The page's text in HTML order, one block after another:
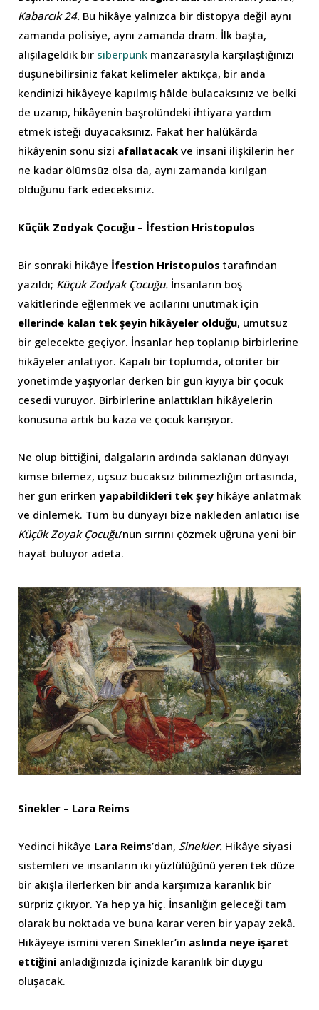
Kabarcık 24. Bu hikâye yalnızca bir distopya değil aynı
zamanda polisiye, aynı zamanda dram. İlk başta,
alışılageldik bir siberpunk manzarasıyla karşılaştığınızı
düşünebilirsiniz fakat kelimeler aktıkça, bir anda
kendinizi hikâyeye kapılmış hâlde bulacaksınız ve belki
de uzanıp, hikâyenin başrolündeki ihtiyara yardım
etmek isteği duyacaksınız. Fakat her halükârda
hikâyenin sonu sizi afallatacak ve insani ilişkilerin her
ne kadar ölümsüz olsa da, aynı zamanda kırılgan
olduğunu fark edeceksiniz.
Küçük Zodyak Çocuğu – İfestion Hristopulos
Bir sonraki hikâye İfestion Hristopulos tarafından
yazıldı; Küçük Zodyak Çocuğu. İnsanların boş
vakitlerinde eğlenmek ve acılarını unutmak için
ellerinde kalan tek şeyin hikâyeler olduğu, umutsuz
bir gelecekte geçiyor. İnsanlar hep toplanıp birbirlerine
hikâyeler anlatıyor. Kapalı bir toplumda, otoriter bir
yönetimde yaşıyorlar derken bir gün kıyıya bir çocuk
cesedi vuruyor. Birbirlerine anlattıkları hikâyelerin
konusuna artık bu kaza ve çocuk karışıyor.
Ne olup bittiğini, dalgaların ardında saklanan dünyayı
kimse bilemez, uçsuz bucaksız bilinmezliğin ortasında,
her gün erirken yapabildikleri tek şey hikâye anlatmak
ve dinlemek. Tüm bu dünyayı bize nakleden anlatıcı ise
Küçük Zoyak Çocuğu’nun sırrını çözmek uğruna yeni bir
hayat buluyor adeta.
Sinekler – Lara Reims
Yedinci hikâye Lara Reims’dan, Sinekler. Hikâye siyasi
sistemleri ve insanların iki yüzlülüğünü yeren tek düze
bir akışla ilerlerken bir anda karşımıza karanlık bir
sürpriz çıkıyor. Ya hep ya hiç. İnsanlığın geleceği tam
olarak bu noktada ve buna karar veren bir yapay zekâ.
Hikâyeye ismini veren Sinekler’in aslında neye işaret
ettiğini anladığınızda içinizde karanlık bir duygu
oluşacak.